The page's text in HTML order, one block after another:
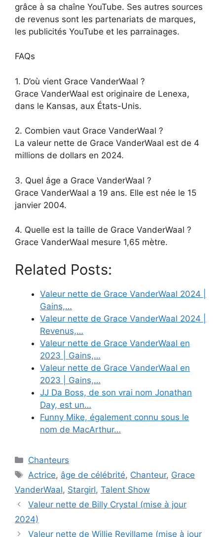
grâce à sa chaîne YouTube. Ses autres sources
de revenus sont les partenariats de marques,
les publicités YouTube et les parrainages.
FAQs
1. D’où vient Grace VanderWaal ?
Grace VanderWaal est originaire de Lenexa,
dans le Kansas, aux États-Unis.
2. Combien vaut Grace VanderWaal ?
La valeur nette de Grace VanderWaal est de 4
millions de dollars en 2024.
3. Quel âge a Grace VanderWaal ?
Grace VanderWaal a 19 ans. Elle est née le 15
janvier 2004.
4. Quelle est la taille de Grace VanderWaal ?
Grace VanderWaal mesure 1,65 mètre.
Related Posts:
Valeur nette de Grace VanderWaal 2024 |
Gains,…
Valeur nette de Grace VanderWaal 2024 |
Revenus,…
Valeur nette de Grace VanderWaal en
2023 | Gains,…
Valeur nette de Grace VanderWaal en
2023 | Gains,…
JJ Da Boss, de son vrai nom Jonathan
Day, est un…
Funny Mike, également connu sous le
nom de MacArthur…
Categories
Chanteurs
Tags
Actrice, âge de célébrité, Chanteur, Grace
VanderWaal, Stargirl, Talent Show
Valeur nette de Billy Crystal (mise à jour
2024)
Valeur nette de Willie Revillame (mise à jour